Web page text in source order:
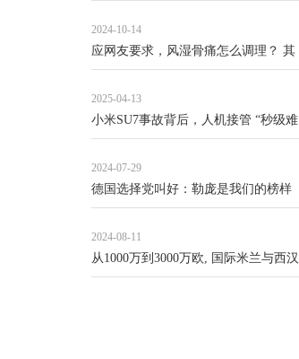
2024-10-14
应网友要求，风湿骨痛怎么调理？ 其
2025-04-13
小米SU7事故背后，人机接管 “秒级难
2024-07-29
德国选择党叫好：勒庞是我们的榜样
2024-08-11
从1000万到3000万欧, 国际米兰与西汉